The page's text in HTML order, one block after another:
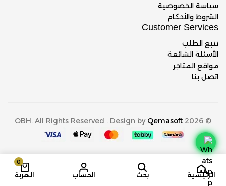
سياسة الخصوصية
الشروط والأحكام
Customer Services
تتبع الطلب
الأسئلة الشائعة
مواقع المتاجر
اتصل بنا
© 2026 OBH. All Rights Reserved . Design by
Qemasoft
الرئيسية بحث الحساب
0
العربة